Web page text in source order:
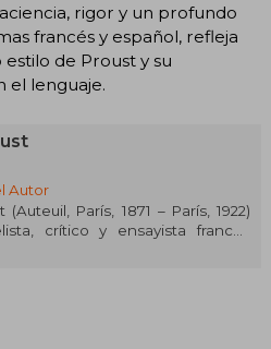
rigor y un profundo
francés y español, refleja
de Proust y su
el lenguaje.
Autor
París, 1871 – París, 1922)
crítico y ensayista francés
uno de los escritores más